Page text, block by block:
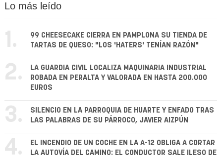
Lo más leído
1.
99 CHEESECAKE CIERRA EN PAMPLONA SU TIENDA DE
TARTAS DE QUESO: "LOS 'HATERS' TENÍAN RAZÓN"
2.
LA GUARDIA CIVIL LOCALIZA MAQUINARIA INDUSTRIAL
ROBADA EN PERALTA Y VALORADA EN HASTA 200.000
EUROS
3.
SILENCIO EN LA PARROQUIA DE HUARTE Y ENFADO TRAS
LAS PALABRAS DE SU PÁRROCO, JAVIER AIZPÚN
4.
EL INCENDIO DE UN COCHE EN LA A-12 OBLIGA A CORTAR
LA AUTOVÍA DEL CAMINO: EL CONDUCTOR SALE ILESO DE